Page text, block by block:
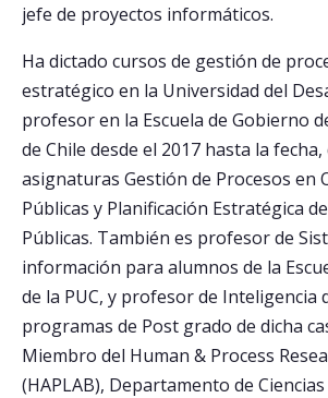
jefe de proyectos informáticos.
Ha dictado cursos de gestión de
estratégico en la Universidad del
profesor en la Escuela de Gobierno
de Chile desde el 2017 hasta la
asignaturas Gestión de Procesos en
Públicas y Planificación Estratégica
Públicas. También es profesor de
información para alumnos de la
de la PUC, y profesor de Inteligencia
programas de Post grado de dicha
Miembro del Human & Process
(HAPLAB), Departamento de Ciencias